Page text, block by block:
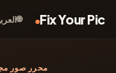
Fix Your Pic
🌐
محرر صور